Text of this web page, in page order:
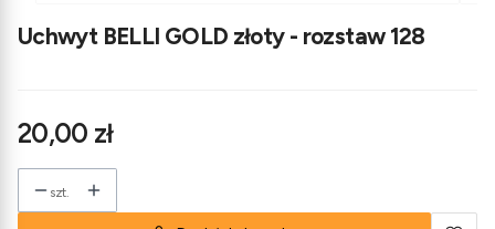
Uchwyt BELLI GOLD złoty - rozstaw 128
Cena
20,00 zł
szt.